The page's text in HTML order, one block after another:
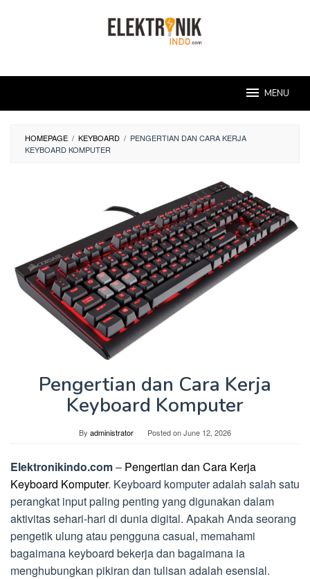
MENU
HOMEPAGE / KEYBOARD / PENGERTIAN DAN CARA KERJA
KEYBOARD KOMPUTER
Pengertian dan Cara Kerja
Keyboard Komputer
By administrator Posted onJune 12, 2026
Elektronikindo.com– Pengertian dan Cara Kerja
Keyboard Komputer. Keyboard komputer adalah salah satu
perangkat input paling penting yang digunakan dalam
aktivitas sehari-hari di dunia digital. Apakah Anda seorang
pengetik ulung atau pengguna casual, memahami
bagaimana keyboard bekerja dan bagaimana ia
menghubungkan pikiran dan tulisan adalah esensial.